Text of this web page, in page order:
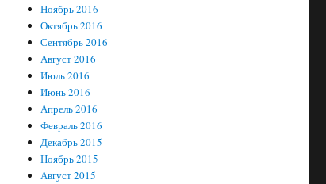
Ноябрь 2016
Октябрь 2016
Сентябрь 2016
Август 2016
Июль 2016
Июнь 2016
Апрель 2016
Февраль 2016
Декабрь 2015
Ноябрь 2015
Август 2015